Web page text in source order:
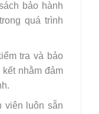
bảo hành
quá trình
tra và bảo
nhằm đảm
viên luôn sẵn